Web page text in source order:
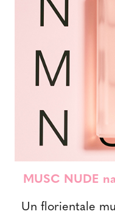
MUSC NUDE
Un florientale